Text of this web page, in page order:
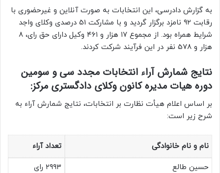
به گزارش دادرسی، این انتخابات به صورت آنلاین و غیرحضوری با
رقابت ۹۲ نامزد برگزار گردید و با مشارکت 51 درصدی وکلای واجد
شرایط همراه بود. از مجموع ۱۷ هزار و ۴۶۱ وکیل دارای حق رای، 8
هزار و 578 نفر در این فرآیند شرکت کردند.
نتایج شمارش آراء انتخابات مجدد سی و سومین
دوره هیات مدیره کانون وکلای دادگستری مرکز:
بر اساس اعلام هیأت نظارت بر انتخابات، نتایج شمارش آراء به
شرح زیر است:
نام و نام خانوادگی تعداد آراء
حسین طالع
۲۹۹۳ رای